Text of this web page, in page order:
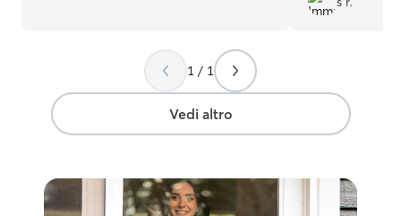
1 / 1
Vedi altro